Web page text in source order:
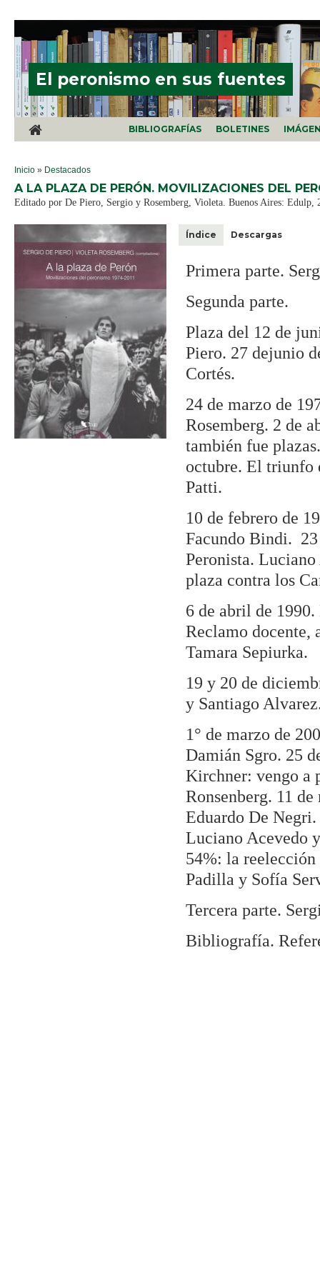
El peronismo en sus fuentes
BIBLIOGRAFÍAS BOLETINES
SE ENCUENTRA USTED AQUÍ
Inicio » Destacados
A LA PLAZA DE PERÓN. MOVILIZACIONES DEL
Editado por De Piero, Sergio y Rosemberg, Violeta. Buenos Aires: Edulp,
Índice Descargas
Primera parte.
Segunda parte.
Plaza del 12 de
Piero. 27 dejunio
Cortés.
24 de marzo de
Rosemberg. 2 de
también fue
octubre. El triunfo
Patti.
10 de febrero de
Facundo Bindi. 23
Peronista.
plaza contra los
6 de abril de
Reclamo docente,
Tamara Sepiurka.
19 y 20 de
y Santiago
1° de marzo de
Damián Sgro. 25
Kirchner: vengo a
Ronsenberg. 11
Eduardo De
Luciano Acevedo
54%: la
Padilla y Sofía
Tercera parte.
Bibliografía.